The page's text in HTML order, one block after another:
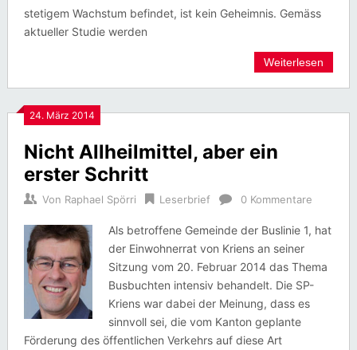
stetigem Wachstum befindet, ist kein Geheimnis. Gemäss
aktueller Studie werden
Weiterlesen
24. März 2014
Nicht Allheilmittel, aber ein
erster Schritt
Von Raphael Spörri Leserbrief 0 Kommentare
Als betroffene Gemeinde der Buslinie 1, hat
der Einwohnerrat von Kriens an seiner
Sitzung vom 20. Februar 2014 das Thema
Busbuchten intensiv behandelt. Die SP-
Kriens war dabei der Meinung, dass es
sinnvoll sei, die vom Kanton geplante
Förderung des öffentlichen Verkehrs auf diese Art